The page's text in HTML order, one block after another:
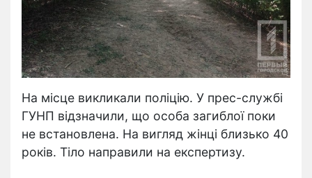
На місце викликали поліцію. У прес-службі
ГУНП відзначили, що особа загиблої поки
не встановлена. На вигляд жінці близько 40
років. Тіло направили на експертизу.